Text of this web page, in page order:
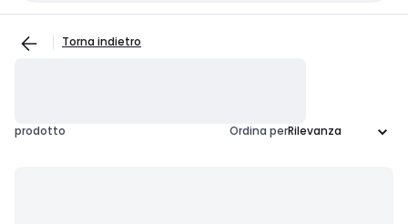
Torna indietro
prodotto Ordina per